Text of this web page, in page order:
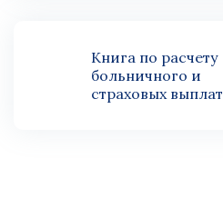
Книга по расчету
больничного и
страховых выплат